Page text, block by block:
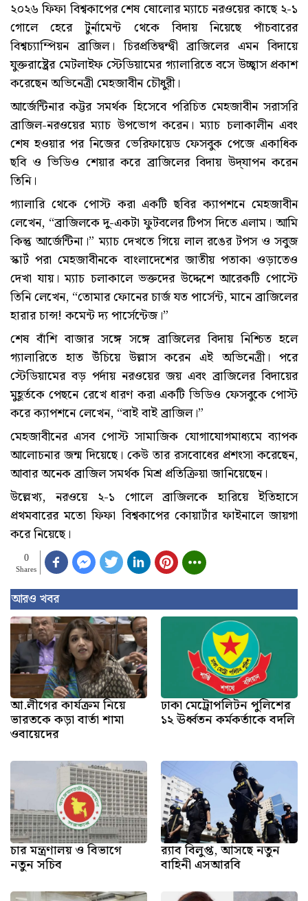
২০২৬ ফিফা বিশ্বকাপের শেষ ষোলোর ম্যাচে নরওয়ের কাছে ২-১
গোলে হেরে টুর্নামেন্ট থেকে বিদায় নিয়েছে পাঁচবারের
বিশ্বচ্যাম্পিয়ন ব্রাজিল। চিরপ্রতিদ্বন্দ্বী ব্রাজিলের এমন বিদায়ে
যুক্তরাষ্ট্রের মেটলাইফ স্টেডিয়ামের গ্যালারিতে বসে উচ্ছ্বাস প্রকাশ
করেছেন অভিনেত্রী মেহজাবীন চৌধুরী।
আর্জেন্টিনার কট্টর সমর্থক হিসেবে পরিচিত মেহজাবীন সরাসরি
ব্রাজিল-নরওয়ের ম্যাচ উপভোগ করেন। ম্যাচ চলাকালীন এবং
শেষ হওয়ার পর নিজের ভেরিফায়েড ফেসবুক পেজে একাধিক
ছবি ও ভিডিও শেয়ার করে ব্রাজিলের বিদায় উদ্‌যাপন করেন
তিনি।
গ্যালারি থেকে পোস্ট করা একটি ছবির ক্যাপশনে মেহজাবীন
লেখেন, “ব্রাজিলকে দু-একটা ফুটবলের টিপস দিতে এলাম। আমি
কিন্তু আর্জেন্টিনা।” ম্যাচ দেখতে গিয়ে লাল রঙের টপস ও সবুজ
স্কার্ট পরা মেহজাবীনকে বাংলাদেশের জাতীয় পতাকা ওড়াতেও
দেখা যায়। ম্যাচ চলাকালে ভক্তদের উদ্দেশে আরেকটি পোস্টে
তিনি লেখেন, “তোমার ফোনের চার্জ যত পার্সেন্ট, মানে ব্রাজিলের
হারার চান্স! কমেন্ট দ্য পার্সেন্টেজ।”
শেষ বাঁশি বাজার সঙ্গে সঙ্গে ব্রাজিলের বিদায় নিশ্চিত হলে
গ্যালারিতে হাত উঁচিয়ে উল্লাস করেন এই অভিনেত্রী। পরে
স্টেডিয়ামের বড় পর্দায় নরওয়ের জয় এবং ব্রাজিলের বিদায়ের
মুহূর্তকে পেছনে রেখে ধারণ করা একটি ভিডিও ফেসবুকে পোস্ট
করে ক্যাপশনে লেখেন, “বাই বাই ব্রাজিল।”
মেহজাবীনের এসব পোস্ট সামাজিক যোগাযোগমাধ্যমে ব্যাপক
আলোচনার জন্ম দিয়েছে। কেউ তার রসবোধের প্রশংসা করেছেন,
আবার অনেক ব্রাজিল সমর্থক মিশ্র প্রতিক্রিয়া জানিয়েছেন।
উল্লেখ্য, নরওয়ে ২-১ গোলে ব্রাজিলকে হারিয়ে ইতিহাসে
প্রথমবারের মতো ফিফা বিশ্বকাপের কোয়ার্টার ফাইনালে জায়গা
করে নিয়েছে।
0
Shares
আরও খবর
আ.লীগের কার্যক্রম নিয়ে
ভারতকে কড়া বার্তা শামা
ওবায়েদের
ঢাকা মেট্রোপলিটন পুলিশের
১২ ঊর্ধ্বতন কর্মকর্তাকে বদলি
চার মন্ত্রণালয় ও বিভাগে
নতুন সচিব
র‍্যাব বিলুপ্ত, আসছে নতুন
বাহিনী এসআরবি